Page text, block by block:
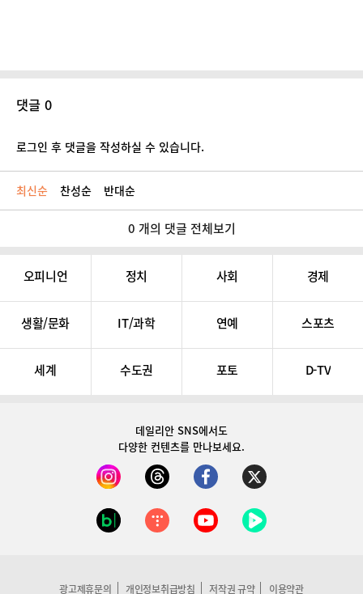
댓글 0
로그인 후 댓글을 작성하실 수 있습니다.
최신순 찬성순 반대순
0 개의 댓글 전체보기
오피니언 정치 사회 경제
생활/문화 IT/과학 연예 스포츠
세계 수도권 포토 D-TV
데일리안 SNS에서도
다양한 컨텐츠를 만나보세요.
광고제휴문의 개인정보취급방침 저작권 규약 이용약관